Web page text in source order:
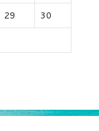
29 30